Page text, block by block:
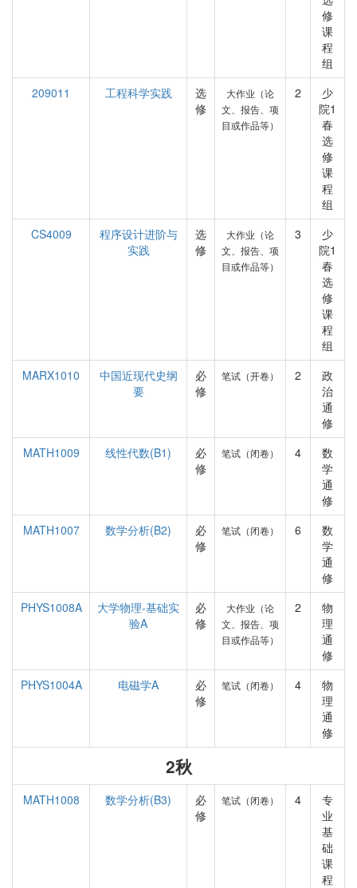
修
课
程
组
209011
工程科学实践
选
修
大作业（论
文、报告、项
目或作品等）
2
少
院1
春
选
修
课
程
组
CS4009
程序设计进阶与
实践
选
修
大作业（论
文、报告、项
目或作品等）
3
少
院1
春
选
修
课
程
组
MARX1010
中国近现代史纲
要
必
修
笔试（开卷） 2
政
治
通
修
MATH1009
线性代数(B1)
必
修
笔试（闭卷） 4
数
学
通
修
MATH1007
数学分析(B2)
必
修
笔试（闭卷） 6
数
学
通
修
PHYS1008A
大学物理-基础实
验A
必
修
大作业（论
文、报告、项
目或作品等）
2
物
理
通
修
PHYS1004A
电磁学A
必
修
笔试（闭卷） 4
物
理
通
修
2秋
MATH1008 数学分析(B3)
必
修
笔试（闭卷） 4
专
业
基
础
课
程